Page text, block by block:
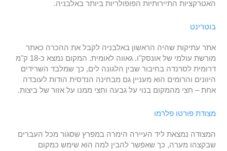
האטרקציות התיירותיות הפופולריות ביותר באלבניה.
בוטרינט
אתר עתיקות שהיה הראשון באלבניה לקבל את ההכרה כאתר
מורשת עולמי של אונסק"ו. גאווה לאומית. המקום נמצא כ-18 ק"מ
דרומית לסרנדה בחיבור שבין הלגונה לים, כך שמלבד השרידים
היוונים והרומים הוא מעניין גם מבחינה הנדסית הודות לעובדה
אחת – חצי מהמקום בנוי על גבעה וחצי ממנו על אזור של ביצות.
מצודת פורטו פלרמו
המצודה נמצאת ליד העיירה הימרה במפרץ שסגור מכל העברים
שבקצהו מערה, כך שאפשר להבין למה הוא שימש כמקום